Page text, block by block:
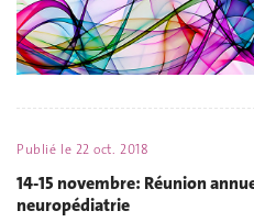
Publié le 22 oct. 2018
14-15 novembre: Réunion
neuropédiatrie